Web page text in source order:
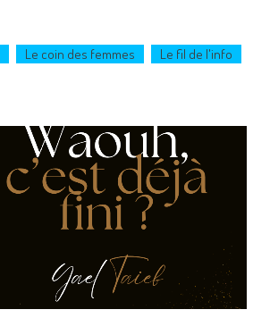
Le coin des femmes
Le fil de l'info